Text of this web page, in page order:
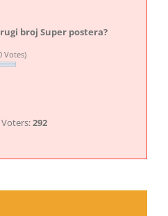
broj Super postera?
Votes)
292